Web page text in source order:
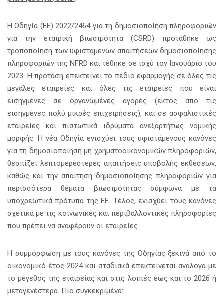
Η Οδηγία (ΕΕ) 2022/2464 για τη δημοσιοποίηση πληροφοριών
για την εταιρική βιωσιμότητα (CSRD) προτάθηκε ως
τροποποίηση των υφιστάμενων απαιτήσεων δημοσιοποίησης
πληροφοριών της NFRD και τέθηκε σε ισχύ τον Ιανουάριο του
2023. Η πρόταση επεκτείνει το πεδίο εφαρμογής σε όλες τις
μεγάλες εταιρείες και όλες τις εταιρείες που είναι
εισηγμένες σε οργανωμένες αγορές (εκτός από τις
εισηγμένες πολύ μικρές επιχειρήσεις), και σε ασφαλιστικές
εταιρείες και πιστωτικά ιδρύματα ανεξαρτήτως νομικής
μορφής. Η νέα Οδηγία ενισχύει τους υφιστάμενους κανόνες
για τη δημοσιοποίηση μη χρηματοοικονομικών πληροφοριών,
θεσπίζει λεπτομερέστερες απαιτήσεις υποβολής εκθέσεων,
καθώς και την απαίτηση δημοσιοποίησης πληροφοριών για
περισσότερα θέματα βιωσιμότητας σύμφωνα με τα
υποχρεωτικά πρότυπα της ΕΕ. Τέλος, ενισχύει τους κανόνες
σχετικά με τις κοινωνικές και περιβαλλοντικές πληροφορίες
που πρέπει να αναφέρουν οι εταιρείες.
Η συμμόρφωση με τους κανόνες της Οδηγίας ξεκινά από το
οικονομικό έτος 2024 και σταδιακά επεκτείνεται ανάλογα με
το μέγεθος της εταιρείας και στις λοιπές έως και το 2026 ή
μεταγενέστερα. Πιο συγκεκριμένα: